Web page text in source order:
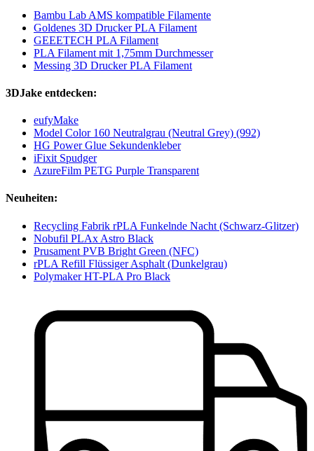
Bambu Lab AMS kompatible Filamente
Goldenes 3D Drucker PLA Filament
GEEETECH PLA Filament
PLA Filament mit 1,75mm Durchmesser
Messing 3D Drucker PLA Filament
3DJake entdecken:
eufyMake
Model Color 160 Neutralgrau (Neutral Grey) (992)
HG Power Glue Sekundenkleber
iFixit Spudger
AzureFilm PETG Purple Transparent
Neuheiten:
Recycling Fabrik rPLA Funkelnde Nacht (Schwarz-Glitzer)
Nobufil PLAx Astro Black
Prusament PVB Bright Green (NFC)
rPLA Refill Flüssiger Asphalt (Dunkelgrau)
Polymaker HT-PLA Pro Black